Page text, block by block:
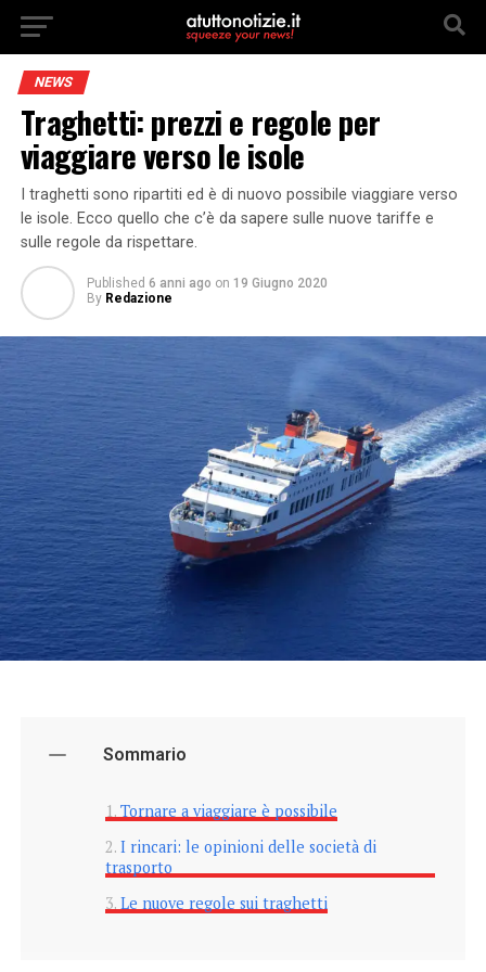
NEWS
Traghetti: prezzi e regole per
viaggiare verso le isole
I traghetti sono ripartiti ed è di nuovo possibile viaggiare verso
le isole. Ecco quello che c’è da sapere sulle nuove tariffe e
sulle regole da rispettare.
Published 6 anni ago on 19 Giugno 2020
By Redazione
Sommario
Tornare a viaggiare è possibile
I rincari: le opinioni delle società di
trasporto
Le nuove regole sui traghetti